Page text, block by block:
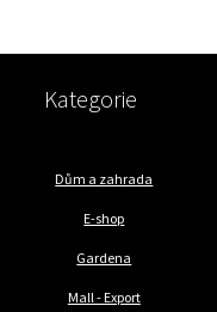
Kategorie
Dům a zahrada
E-shop
Gardena
Mall - Export